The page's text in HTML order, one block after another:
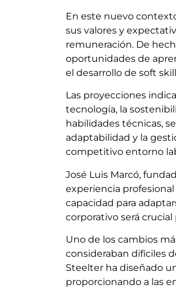
En este nuevo
sus valores y
remuneración. De
oportunidades de
el desarrollo de soft
Las proyecciones
tecnología, la
habilidades técnicas,
adaptabilidad y la
competitivo entorno
José Luis Marcó,
experiencia
capacidad para
corporativo será
Uno de los cambios
consideraban difíciles
Steelter ha diseñado
proporcionando a las